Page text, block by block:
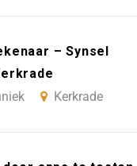
– Synsel
Kerkrade